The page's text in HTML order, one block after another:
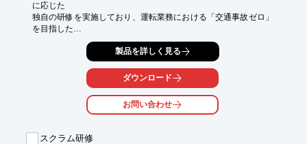
※詳しくはPDFをダウンロードしていただくか、お気軽にお問い
合わせください。
に応じた
独自の研修を実施しており、運転業務における「交通事故ゼロ」
を目指した
社員研修をお手伝いしております。
安全運転意識の高い新入社員を育成し、仕事中の事故をゼロにす
企業の運転状況の確認と担当者のヒアリングを行い、企業に合わ
プログラムをご提案いたします。
製品を詳しく見る
ダウンロード
お問い合わせ
スクラム研修